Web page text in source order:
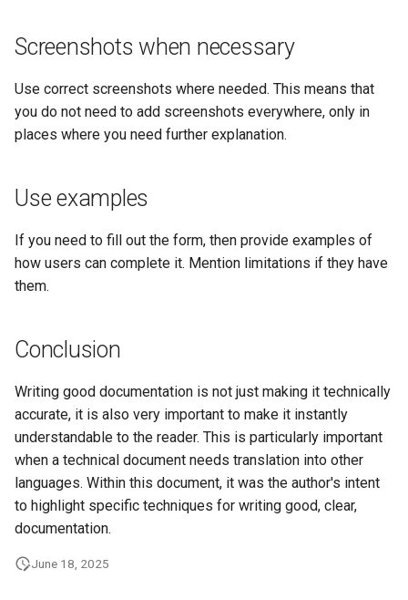
Screenshots when necessary
Use correct screenshots where needed. This means that
you do not need to add screenshots everywhere, only in
places where you need further explanation.
Use examples
If you need to fill out the form, then provide examples of
how users can complete it. Mention limitations if they have
them.
Conclusion
Writing good documentation is not just making it technically
accurate, it is also very important to make it instantly
understandable to the reader. This is particularly important
when a technical document needs translation into other
languages. Within this document, it was the author's intent
to highlight specific techniques for writing good, clear,
documentation.
June 18, 2025